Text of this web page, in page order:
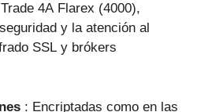
4A Flarex (4000),
y la atención al
SSL y brókers
: Encriptadas como en las